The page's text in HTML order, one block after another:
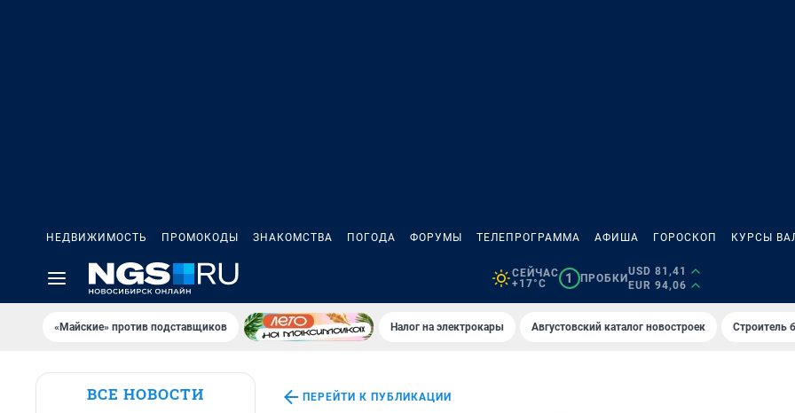
НЕДВИЖИМОСТЬ ПРОМОКОДЫ ЗНАКОМСТВА ПОГОДА ФОРУМЫ ТЕЛЕПРОГРАММА АФИША ГОРОСКОП КУРСЫ
СЕЙЧАС
+17°C
1 ПРОБКИ
USD 81,41
EUR 94,06
«Майские» против подставщиков Налог на электрокары Августовский каталог новостроек Строитель
ВСЕ НОВОСТИ ПЕРЕЙТИ К ПУБЛИКАЦИИ